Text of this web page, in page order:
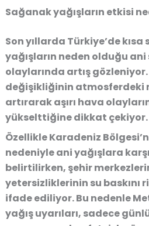
Sağanak yağışların etkisi
Son yıllarda Türkiye’de
yağışların neden olduğu ani
olaylarında artış
değişikliğinin atmosferdeki
artırarak aşırı hava
yükselttiğine dikkat çekiyor.
Özellikle Karadeniz
nedeniyle ani yağışlara
belirtilirken, şehir
yetersizliklerinin su baskını
ifade ediliyor. Bu nedenle
yağış uyarıları, sadece